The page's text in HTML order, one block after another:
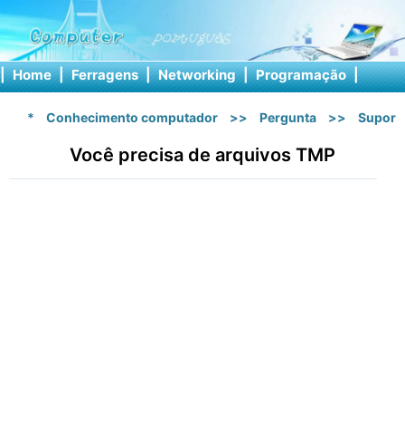
| Home | Ferragens | Networking | Programação |
* Conhecimento computador >> Pergunta >>
Você precisa de arquivos TMP